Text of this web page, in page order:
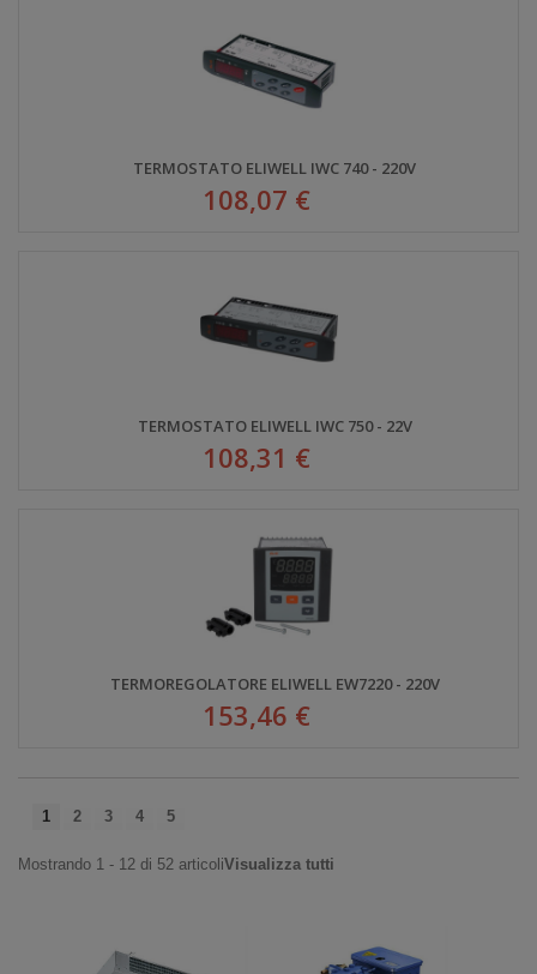
TERMOSTATO ELIWELL IWC 740 - 220V
108,07 €
TERMOSTATO ELIWELL IWC 750 - 22V
108,31 €
TERMOREGOLATORE ELIWELL EW7220 - 220V
153,46 €
1 2 3 4 5
Mostrando 1 - 12 di 52 articoliVisualizza tutti